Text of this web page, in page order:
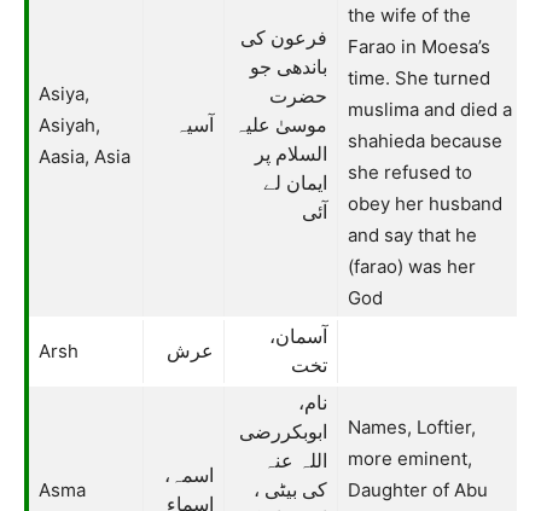
Asiya,
Asiyah,
Aasia, Asia
آسیہ
فرعون کی
باندھی جو
حضرت
موسیٰ علیہ
السلام پر
ایمان لے
آئی
the wife of the
Farao in Moesa’s
time. She turned
muslima and died a
shahieda because
she refused to
obey her husband
and say that he
(farao) was her
God
Arsh عرش
آسمان،
تخت
Asma
اسمہ،
اسماء
نام،
ابوبکررضی
اللہ عنہ
کی بیٹی ،
Names, Loftier,
more eminent,
Daughter of Abu